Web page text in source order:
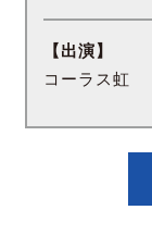
【出演】
コーラス虹